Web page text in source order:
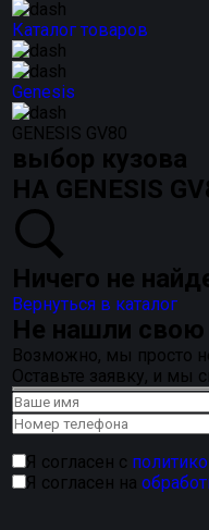
Каталог товаров
Genesis
GENESIS GV80
выбор кузова
НА GENESIS
Ничего не
Вернуться в каталог
Не нашли
Возможно, мы просто
Оставьте заявку, и мы
Я согласен с
Я согласен на